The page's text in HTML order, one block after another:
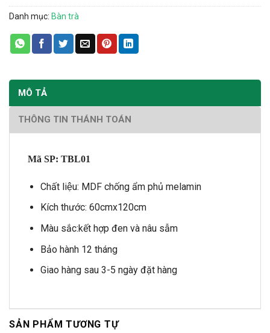
Danh mục: Bàn trà
MÔ TẢ
THÔNG TIN THÁNH TOÁN
Mã SP: TBL01
Chất liệu: MDF chống ẩm phủ melamin
Kích thước: 60cmx120cm
Màu sắc:kết hợp đen và nâu sẫm
Bảo hành 12 tháng
Giao hàng sau 3-5 ngày đặt hàng
SẢN PHẨM TƯƠNG TỰ